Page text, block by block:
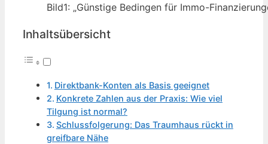
Bild1: „Günstige Bedingen für Immo-
Inhaltsübersicht
Direktbank-Konten als Basis geeignet
Konkrete Zahlen aus der Praxis: Wie viel
Tilgung ist normal?
Schlussfolgerung: Das Traumhaus rückt in
greifbare Nähe